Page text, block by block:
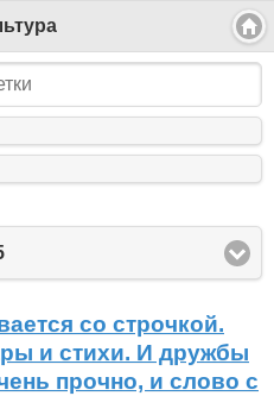
со строчкой.
и стихи. И дружбы
прочно, и слово с